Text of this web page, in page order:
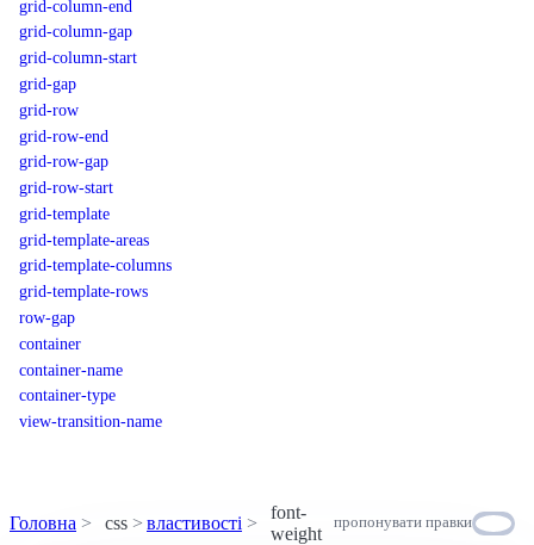
grid-column-end
grid-column-gap
grid-column-start
grid-gap
grid-row
grid-row-end
grid-row-gap
grid-row-start
grid-template
grid-template-areas
grid-template-columns
grid-template-rows
row-gap
container
container-name
container-type
view-transition-name
Головна css властивості
font-
weight
пропонувати правки